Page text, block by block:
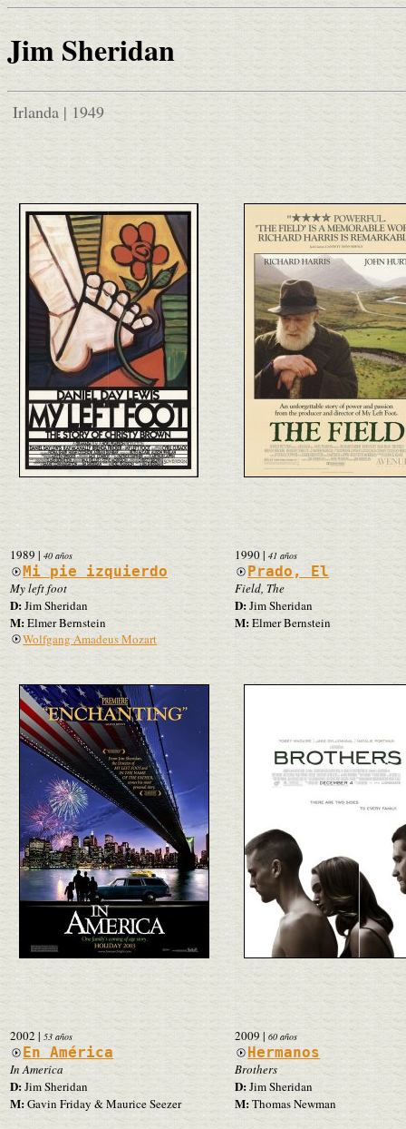
Jim Sheridan
Irlanda | 1949
1989 | 40 años
Mi pie izquierdo
My left foot
D:Jim Sheridan
M:Elmer Bernstein
Wolfgang Amadeus Mozart
1990| 41 años
Prado, El
Field, The
D:Jim Sheridan
M:Elmer Bernstein
2002 | 53 años
En América
In America
D:Jim Sheridan
M: Gavin Friday & Maurice Seezer
2009| 60 años
Hermanos
Brothers
D:Jim Sheridan
M:Thomas Newman